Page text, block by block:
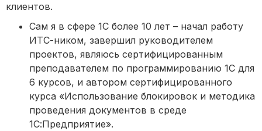
клиентов.
Сам я в сфере 1С более 10 лет – начал работу
ИТС-ником, завершил руководителем
проектов, являюсь сертифицированным
преподавателем по программированию 1С для
6 курсов, и автором сертифицированного
курса «Использование блокировок и методика
проведения документов в среде
1С:Предприятие».